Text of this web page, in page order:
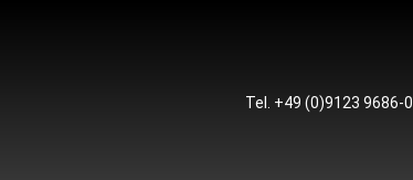
Tel. +49 (0)9123 9686-0